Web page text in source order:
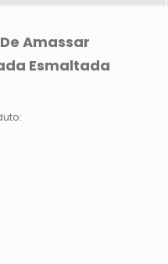
Amassar
Esmaltada